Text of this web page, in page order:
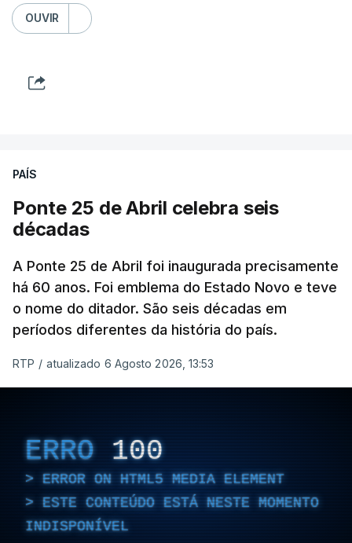
OUVIR
PAÍS
Ponte 25 de Abril celebra seis
décadas
A Ponte 25 de Abril foi inaugurada precisamente
há 60 anos. Foi emblema do Estado Novo e teve
o nome do ditador. São seis décadas em
períodos diferentes da história do país.
RTP / atualizado 6 Agosto 2026, 13:53
ERRO 100
ERROR ON HTML5 MEDIA ELEMENT
ESTE CONTEÚDO ESTÁ NESTE MOMENTO
INDISPONÍVEL